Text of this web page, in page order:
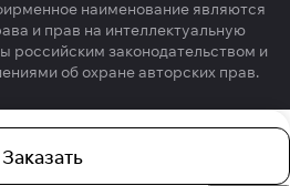
Заказать
наименование являются
и прав на интеллектуальную
российским законодательством и
об охране авторских прав.